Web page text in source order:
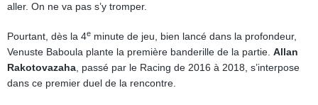
aller. On ne va pas s’y tromper.
Pourtant, dès la 4e minute de jeu, bien lancé dans la profondeur,
Venuste Baboula plante la première banderille de la partie. Allan
Rakotovazaha , passé par le Racing de 2016 à 2018, s’interpose
dans ce premier duel de la rencontre.